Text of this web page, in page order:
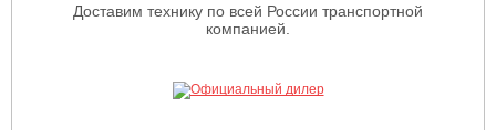
Доставим технику по всей России транспортной
компанией.